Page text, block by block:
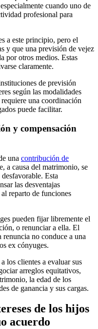
cuando uno de
profesional para
a este principio, pero el
y que una previsión de vejez
por otros medios. Estas
claramente.
de previsión
según las modalidades
una coordinación
puede facilitar.
y compensación
una contribución de
a causa del matrimonio, se
Esta
las desventajas
reparto de funciones
pueden fijar libremente el
o renunciar a ella. El
no conduce a una
ex cónyuges.
los clientes a evaluar sus
arreglos equitativos,
la edad de los
de ganancia y sus cargas.
de los hijos
acuerdo